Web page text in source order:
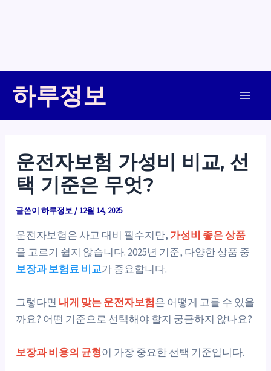
하루정보
운전자보험 가성비 비교, 선
택 기준은 무엇?
글쓴이하루정보/ 12월 14, 2025
운전자보험은 사고 대비 필수지만, 가성비 좋은 상품
을 고르기 쉽지 않습니다. 2025년 기준, 다양한 상품 중
보장과 보험료 비교가 중요합니다.
그렇다면 내게 맞는 운전자보험은 어떻게 고를 수 있을
까요? 어떤 기준으로 선택해야 할지 궁금하지 않나요?
보장과 비용의 균형이 가장 중요한 선택 기준입니다.